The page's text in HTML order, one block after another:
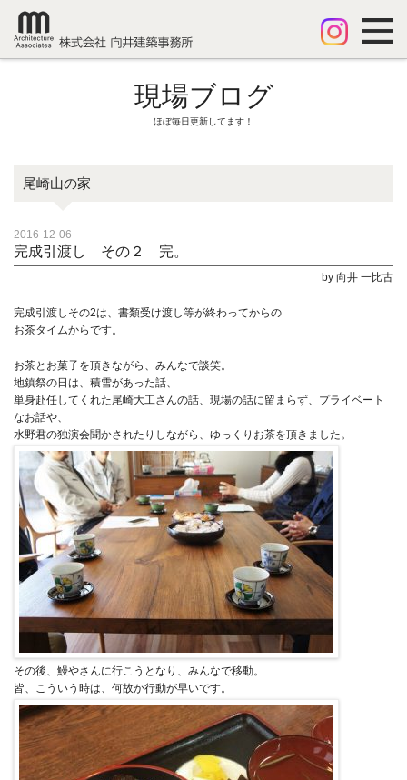
現場ブログ
ほぼ毎日更新してます！
尾崎山の家
2016-12-06
完成引渡し その２ 完。
by 向井 一比古
完成引渡しその2は、書類受け渡し等が終わってからの
お茶タイムからです。
お茶とお菓子を頂きながら、みんなで談笑。
地鎮祭の日は、積雪があった話、
単身赴任してくれた尾崎大工さんの話、現場の話に留まらず、プライベート
なお話や、
水野君の独演会聞かされたりしながら、ゆっくりお茶を頂きました。
その後、鰻やさんに行こうとなり、みんなで移動。
皆、こういう時は、何故か行動が早いです。